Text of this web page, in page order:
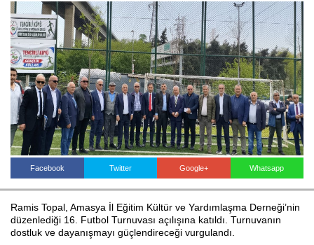
Facebook Twitter Google+ Whatsapp
Ramis Topal, Amasya İl Eğitim Kültür ve Yardımlaşma Derneği’nin
düzenlediği 16. Futbol Turnuvası açılışına katıldı. Turnuvanın
dostluk ve dayanışmayı güçlendireceği vurgulandı.
FOTO GALERİ
VİDEO GALERİ
KÜNYE
İLETİŞİM
Haberin Doğru Adresi.